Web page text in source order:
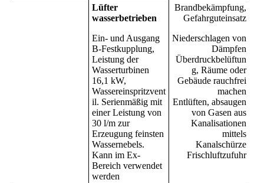
Lüfter
wasserbetrieben
Ein- und Ausgang
B-Festkupplung,
Leistung der
Wasserturbinen
16,1 kW,
Wassereinspritzvent
il. Serienmäßig mit
einer Leistung von
30 l/m zur
Erzeugung feinsten
Wassernebels.
Kann im Ex-
Bereich verwendet
werden
Brandbekämpfung,
Gefahrguteinsatz
Niederschlagen von
Dämpfen
Überdruckbelüftun
g, Räume oder
Gebäude rauchfrei
machen
Entlüften, absaugen
von Gasen aus
Kanalisationen
mittels
Kanalschürze
Frischluftzufuhr